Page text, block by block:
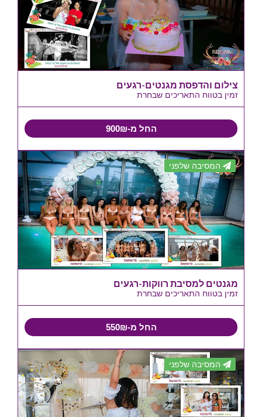
צילום והדפסת מגנטים-רגעים
זמין בטווח התאריכים שבחרת
החל מ-900₪
המסיבה שלפני
מגנטים למסיבת רווקות-רגעים
זמין בטווח התאריכים שבחרת
החל מ-550₪
המסיבה שלפני